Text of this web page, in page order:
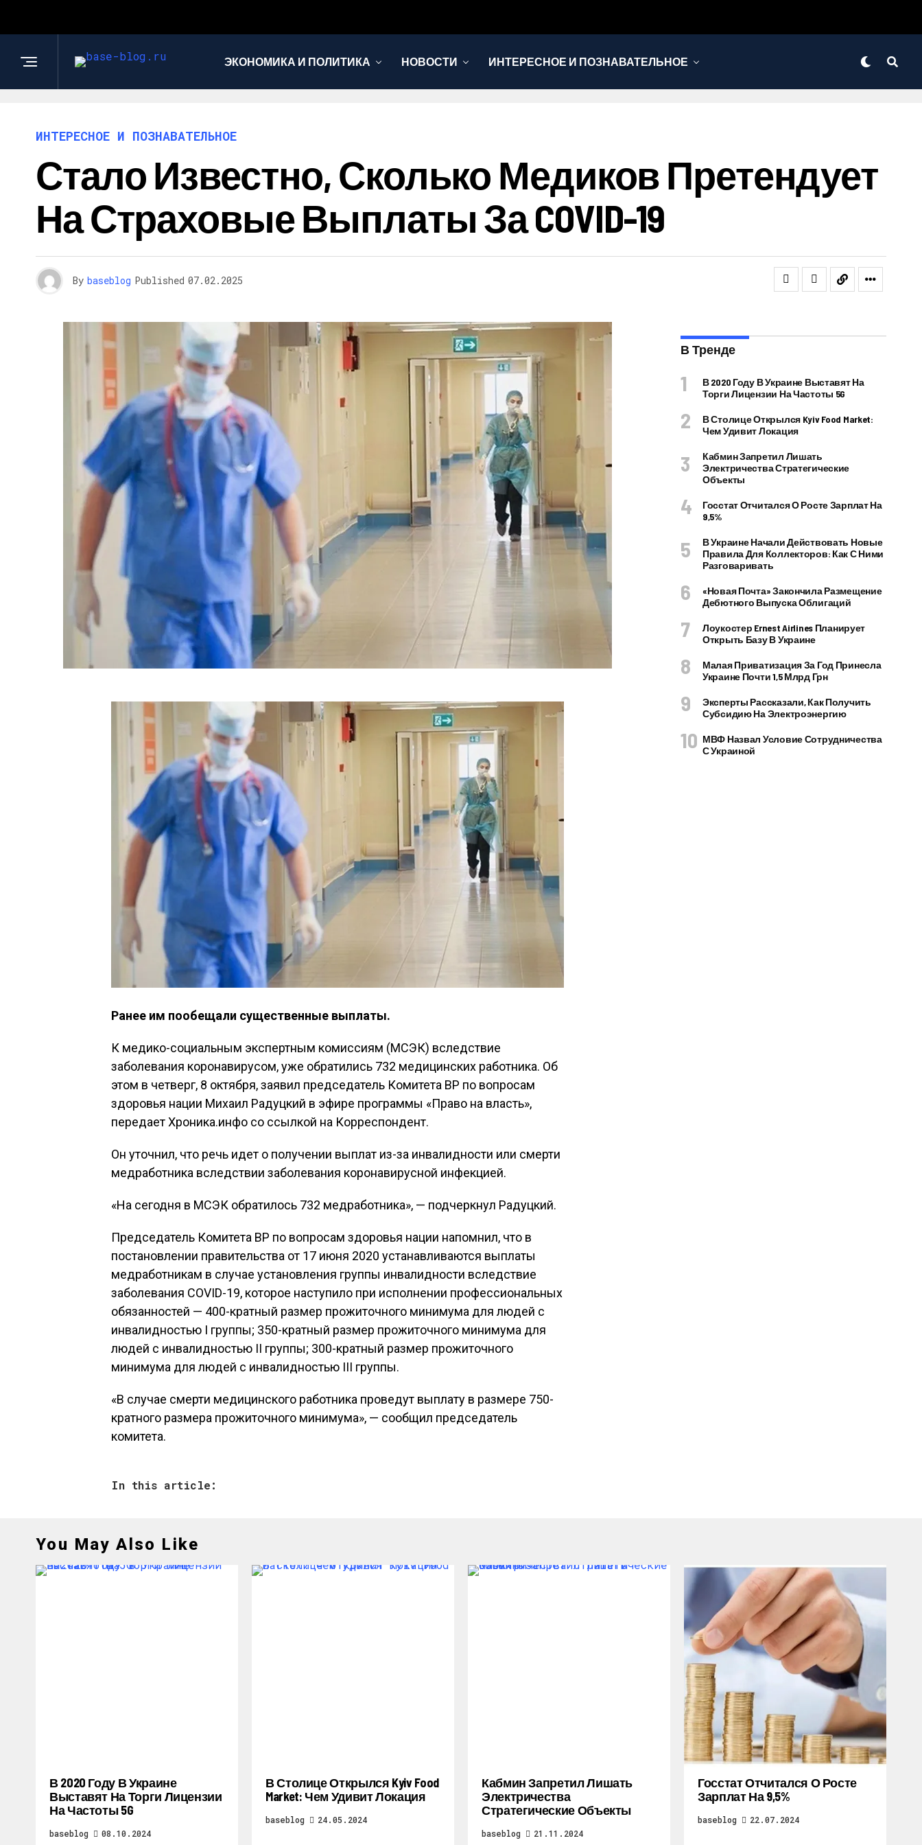
ЭКОНОМИКА И ПОЛИТИКА НОВОСТИ ИНТЕРЕСНОЕ И ПОЗНАВАТЕЛЬНОЕ
ИНТЕРЕСНОЕ И ПОЗНАВАТЕЛЬНОЕ
Стало Известно, Сколько Медиков Претендует
На Страховые Выплаты За COVID-19
By baseblog Published 07.02.2025
Ранее им пообещали существенные выплаты.
К медико-социальным экспертным комиссиям (МСЭК) вследствие
заболевания коронавирусом, уже обратились 732 медицинских работника. Об
этом в четверг, 8 октября, заявил председатель Комитета ВР по вопросам
здоровья нации Михаил Радуцкий в эфире программы «Право на власть»,
передает Хроника.инфо со ссылкой на Корреспондент.
Он уточнил, что речь идет о получении выплат из-за инвалидности или смерти
медработника вследствии заболевания коронавирусной инфекцией.
«На сегодня в МСЭК обратилось 732 медработника», — подчеркнул Радуцкий.
Председатель Комитета ВР по вопросам здоровья нации напомнил, что в
постановлении правительства от 17 июня 2020 устанавливаются выплаты
медработникам в случае установления группы инвалидности вследствие
заболевания COVID-19, которое наступило при исполнении профессиональных
обязанностей — 400-кратный размер прожиточного минимума для людей с
инвалидностью I группы; 350-кратный размер прожиточного минимума для
людей с инвалидностью II группы; 300-кратный размер прожиточного
минимума для людей с инвалидностью III группы.
«В случае смерти медицинского работника проведут выплату в размере 750-
кратного размера прожиточного минимума», — сообщил председатель
комитета.
In this article:
В Тренде
В 2020 Году В Украине Выставят На
Торги Лицензии На Частоты 5G
В Столице Открылся Kyiv Food Market:
Чем Удивит Локация
Кабмин Запретил Лишать
Электричества Стратегические
Объекты
Госстат Отчитался О Росте Зарплат На
9,5%
В Украине Начали Действовать Новые
Правила Для Коллекторов: Как С Ними
Разговаривать
«Новая Почта» Закончила Размещение
Дебютного Выпуска Облигаций
Лоукостер Ernest Airlines Планирует
Открыть Базу В Украине
Малая Приватизация За Год Принесла
Украине Почти 1,5 Млрд Грн
Эксперты Рассказали, Как Получить
Субсидию На Электроэнергию
МВФ Назвал Условие Сотрудничества
С Украиной
You May Also Like
В 2020 Году В Украине
Выставят На Торги Лицензии
На Частоты 5G
baseblog 08.10.2024
В Столице Открылся Kyiv Food
Market: Чем Удивит Локация
baseblog 24.05.2024
Кабмин Запретил Лишать
Электричества
Стратегические Объекты
baseblog 21.11.2024
Госстат Отчитался О Росте
Зарплат На 9,5%
baseblog 22.07.2024